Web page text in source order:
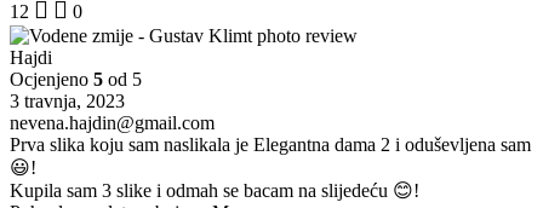
12
0
Hajdi
Ocjenjeno 5 od 5
3 travnja, 2023
nevena.hajdin@gmail.com
Prva slika koju sam naslikala je Elegantna dama 2 i oduševljena sam
😃!
Kupila sam 3 slike i odmah se bacam na slijedeću 😊!